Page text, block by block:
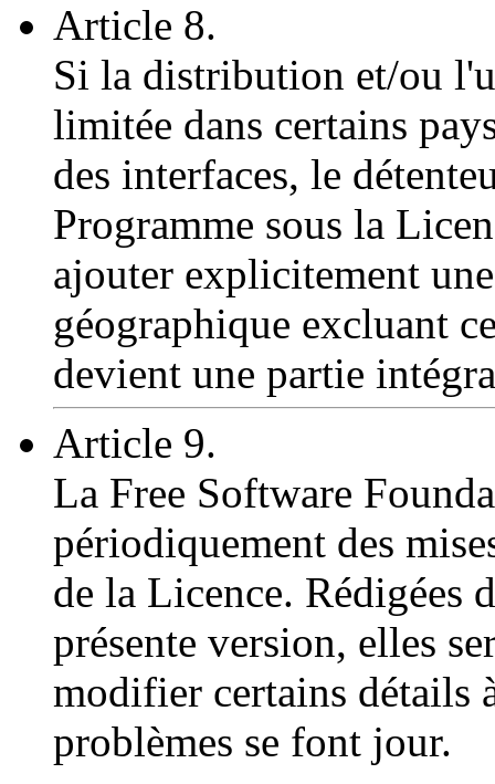
Article 8.
Si la distribution et/ou
limitée dans certains
des interfaces, le
Programme sous la
ajouter explicitement
géographique excluant
devient une partie
Article 9.
La Free Software
périodiquement des
de la Licence. Rédigées
présente version, elles
modifier certains détails
problèmes se font jour.